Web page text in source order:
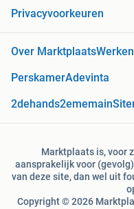
Privacyvoorkeuren
Over Marktplaats
PerskamerAdevinta
2dehands2ememain
Marktplaats is, voor
aansprakelijk voor
van deze site, dan wel uit
Copyright © 2026